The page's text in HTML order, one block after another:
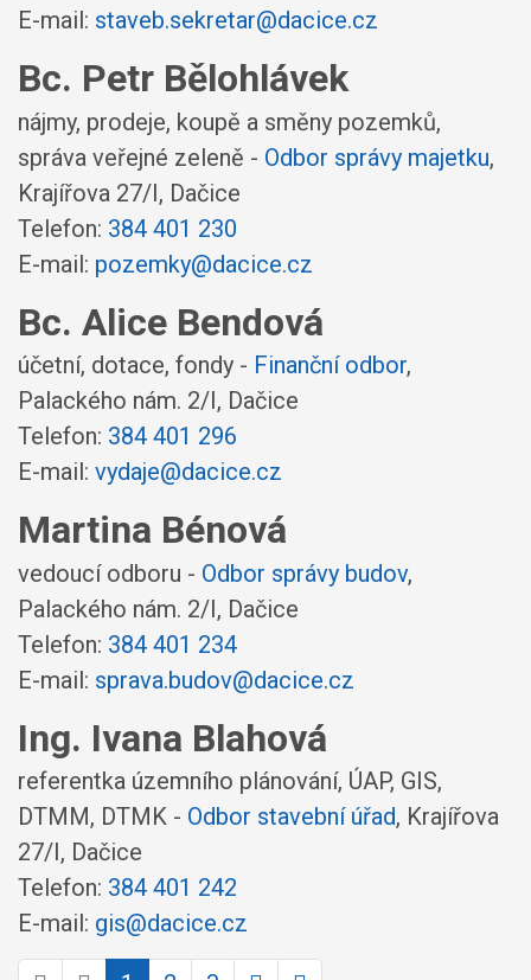
E-mail: staveb.sekretar@dacice.cz
Bc. Petr Bělohlávek
nájmy, prodeje, koupě a směny pozemků,
správa veřejné zeleně - Odbor správy majetku,
Krajířova 27/I, Dačice
Telefon: 384 401 230
E-mail: pozemky@dacice.cz
Bc. Alice Bendová
účetní, dotace, fondy - Finanční odbor,
Palackého nám. 2/I, Dačice
Telefon: 384 401 296
E-mail: vydaje@dacice.cz
Martina Bénová
vedoucí odboru - Odbor správy budov,
Palackého nám. 2/I, Dačice
Telefon: 384 401 234
E-mail: sprava.budov@dacice.cz
Ing. Ivana Blahová
referentka územního plánování, ÚAP, GIS,
DTMM, DTMK - Odbor stavební úřad, Krajířova
27/I, Dačice
Telefon: 384 401 242
E-mail: gis@dacice.cz